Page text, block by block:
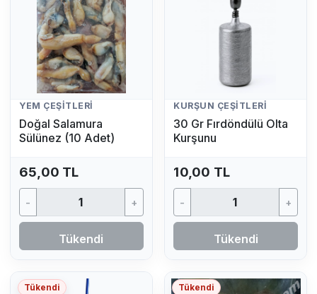
YEM ÇEŞITLERI
Doğal Salamura
Sülünez (10 Adet)
65,00 TL
- +
Tükendi
KURŞUN ÇEŞITLERI
30 Gr Fırdöndülü Olta
Kurşunu
10,00 TL
- +
Tükendi
Tükendi Tükendi